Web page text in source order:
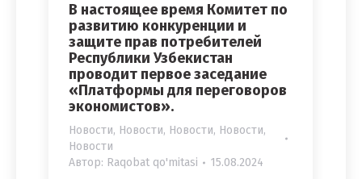
В настоящее время Комитет по
развитию конкуренции и
защите прав потребителей
Республики Узбекистан
проводит первое заседание
«Платформы для переговоров
экономистов».
Новости, Новости, Новости, Новости,
Новости
Автор: Raqobat qo'mitasi 15.08.2024